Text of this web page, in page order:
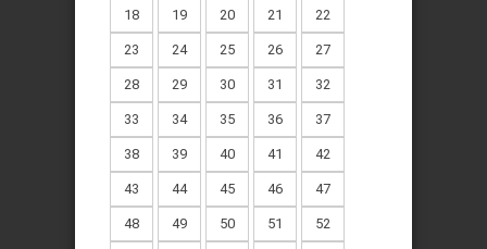
18 19 20 21 22
23 24 25 26 27
28 29 30 31 32
33 34 35 36 37
38 39 40 41 42
43 44 45 46 47
48 49 50 51 52